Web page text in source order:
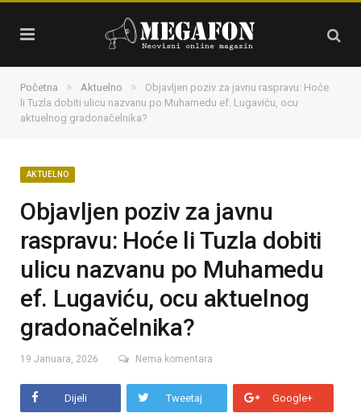
Početna » Aktuelno »
Objavljen poziv za javnu raspravu: Hoće
li Tuzla dobiti ulicu nazvanu po Muhamedu ef. Lugaviću, ocu
aktuelnog gradonačelnika?
AKTUELNO
Objavljen poziv za javnu
raspravu: Hoće li Tuzla dobiti
ulicu nazvanu po Muhamedu
ef. Lugaviću, ocu aktuelnog
gradonačelnika?
19 Januara, 2026 Nema komentara
Dijeli Tweetaj Google+